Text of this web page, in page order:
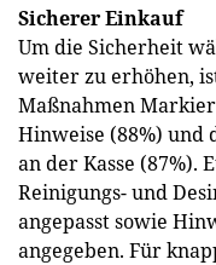
Sicherer Einkauf
Um die Sicherheit
weiter zu erhöhen,
Maßnahmen
Hinweise (88%) und
an der Kasse (87%).
Reinigungs- und
angepasst sowie
angegeben. Für